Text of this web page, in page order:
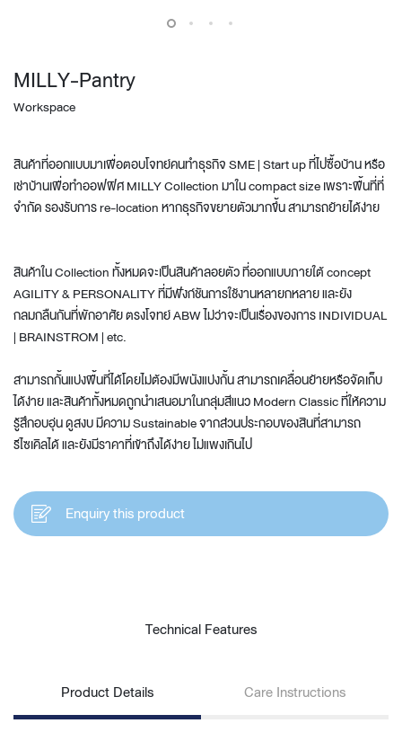
MILLY-Pantry
Workspace
สินค้าที่ออกแบบมาเพื่อตอบโจทย์คนทำธุรกิจ SME | Start up ที่ไปซื้อบ้าน หรือ
เช่าบ้านเพื่อทำออฟฟิศ MILLY Collection มาใน compact size เพราะพื้นที่ที่
จำกัด รองรับการ re-location หากธุรกิจขยายตัวมากขึ้น สามารถย้ายได้ง่าย
สินค้าใน Collection ทั้งหมดจะเป็นสินค้าลอยตัว ที่ออกแบบภายใต้ concept
AGILITY & PERSONALITY ที่มีฟังก์ชันการใช้งานหลายกหลาย และยัง
กลมกลืนกันที่พักอาศัย ตรงโจทย์ ABW ไม่ว่าจะเป็นเรื่องของการ INDIVIDUAL
| BRAINSTROM | etc.
สามารถกั้นแบ่งพื้นที่ได้โดยไม่ต้องมีพนังแบ่งกั้น สามารถเคลื่อนย้ายหรือจัดเก็บ
ได้ง่าย และสินค้าทั้งหมดถูกนำเสนอมาในกลุ่มสีแนว Modern Classic ที่ให้ความ
รู้สึกอบอุ่น ดูสงบ มีความ Sustainable จากส่วนประกอบของสินที่สามารถ
รีไซเคิลได้ และยังมีราคาที่เข้าถึงได้ง่าย ไม่แพงเกินไป
Enquiry this product
Technical Features
Product Details Care Instructions